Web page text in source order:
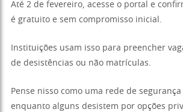
Até 2 de fevereiro, acesse o portal e
é gratuito e sem compromisso inicial.
Instituições usam isso para preencher
de desistências ou não matrículas.
Pense nisso como uma rede de
enquanto alguns desistem por opções